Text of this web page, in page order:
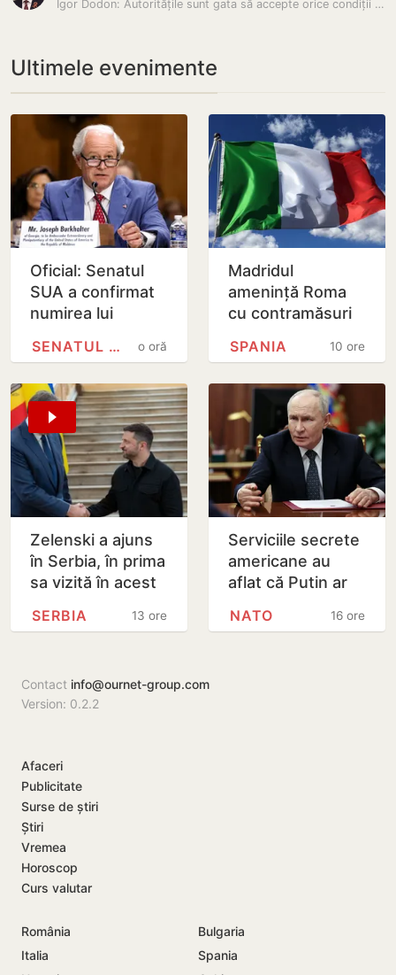
Igor Dodon: Autoritățile sunt gata să accepte orice condiții în numele…
Ultimele evenimente
Oficial: Senatul
SUA a confirmat
numirea lui
Burkhalter în
ambasador în
Republica…
o oră
SENATUL SUA
Madridul
amenință Roma
cu contramăsuri
renunță la
frontieră pentru…
10 ore
SPANIA
Zelenski a ajuns
în Serbia, în prima
sa vizită în acest
tradițional al
13 ore
SERBIA
Serviciile secrete
americane au
aflat că Putin ar
cu un atac chiar în
16 ore
NATO
Contact info@ournet-group.com
Version: 0.2.2
Afaceri
Publicitate
Surse de știri
Știri
Vremea
Horoscop
Curs valutar
România
Bulgaria
Italia
Spania